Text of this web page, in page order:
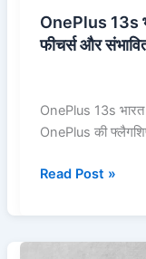
OnePlus 13s
फीचर्स और
OnePlus 13s
OnePlus की
कीमत
(2025)
Read Post »